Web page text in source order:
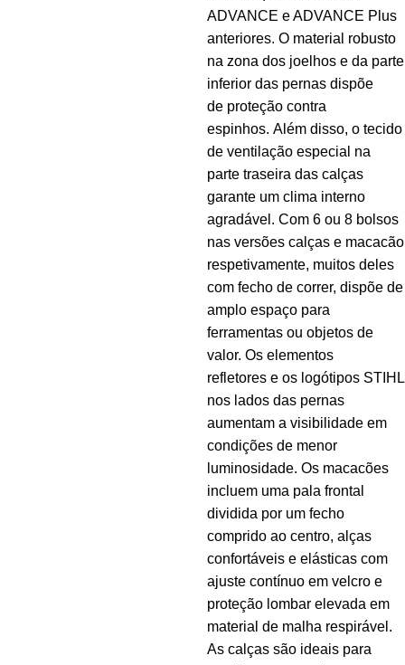
ADVANCE e ADVANCE Plus
anteriores. O material robusto
na zona dos joelhos e da parte
inferior das pernas dispõe
de proteção contra
espinhos. Além disso, o tecido
de ventilação especial na
parte traseira das calças
garante um clima interno
agradável. Com 6 ou 8 bolsos
nas versões calças e macacão
respetivamente, muitos deles
com fecho de correr, dispõe de
amplo espaço para
ferramentas ou objetos de
valor. Os elementos
refletores e os logótipos STIHL
nos lados das pernas
aumentam a visibilidade em
condições de menor
luminosidade. Os macacões
incluem uma pala frontal
dividida por um fecho
comprido ao centro, alças
confortáveis e elásticas com
ajuste contínuo em velcro e
proteção lombar elevada em
material de malha respirável.
As calças são ideais para